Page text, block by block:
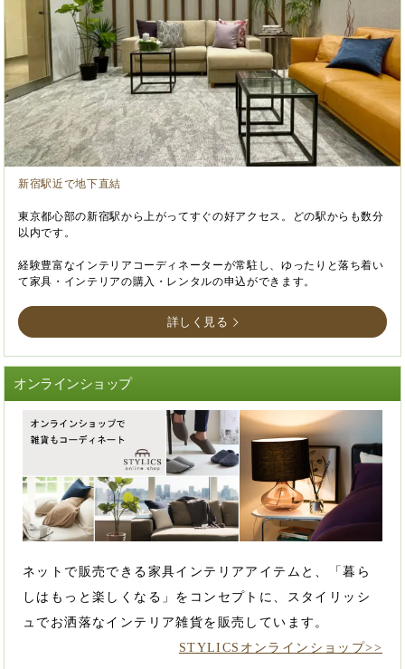
新宿駅近で地下直結
東京都心部の新宿駅から上がってすぐの好アクセス。どの駅からも数分
以内です。
経験豊富なインテリアコーディネーターが常駐し、ゆったりと落ち着い
て家具・インテリアの購入・レンタルの申込ができます。
詳しく見る
オンラインショップ
ネットで販売できる家具インテリアアイテムと、「暮ら
しはもっと楽しくなる」をコンセプトに、スタイリッシ
ュでお洒落なインテリア雑貨を販売しています。
STYLICSオンラインショップ>>